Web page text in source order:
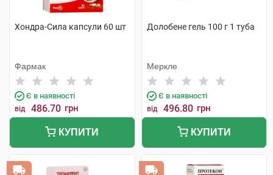
Хондра-Сила капсули 60 шт
Фармак
Є в наявності
від 486.70 грн
КУПИТИ
Долобене гель 100 г 1 туба
Меркле
Є в наявності
від 496.80 грн
КУПИТИ